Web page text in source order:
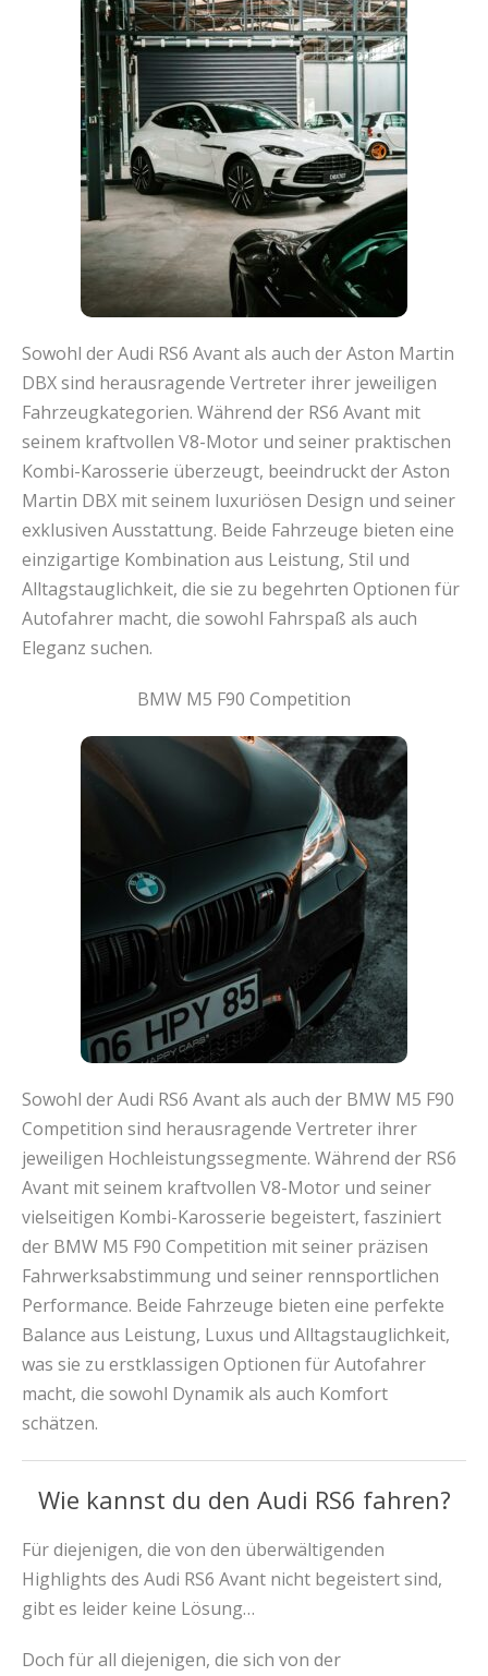
Sowohl der Audi RS6 Avant als auch der Aston Martin
DBX sind herausragende Vertreter ihrer jeweiligen
Fahrzeugkategorien. Während der RS6 Avant mit
seinem kraftvollen V8-Motor und seiner praktischen
Kombi-Karosserie überzeugt, beeindruckt der Aston
Martin DBX mit seinem luxuriösen Design und seiner
exklusiven Ausstattung. Beide Fahrzeuge bieten eine
einzigartige Kombination aus Leistung, Stil und
Alltagstauglichkeit, die sie zu begehrten Optionen für
Autofahrer macht, die sowohl Fahrspaß als auch
Eleganz suchen.
BMW M5 F90 Competition
Sowohl der Audi RS6 Avant als auch der BMW M5 F90
Competition sind herausragende Vertreter ihrer
jeweiligen Hochleistungssegmente. Während der RS6
Avant mit seinem kraftvollen V8-Motor und seiner
vielseitigen Kombi-Karosserie begeistert, fasziniert
der BMW M5 F90 Competition mit seiner präzisen
Fahrwerksabstimmung und seiner rennsportlichen
Performance. Beide Fahrzeuge bieten eine perfekte
Balance aus Leistung, Luxus und Alltagstauglichkeit,
was sie zu erstklassigen Optionen für Autofahrer
macht, die sowohl Dynamik als auch Komfort
schätzen.
Wie kannst du den Audi RS6 fahren?
Für diejenigen, die von den überwältigenden
Highlights des Audi RS6 Avant nicht begeistert sind,
gibt es leider keine Lösung…
Doch für all diejenigen, die sich von der